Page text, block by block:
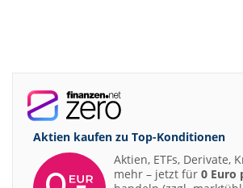
Aktien kaufen zu Top-Konditionen
Aktien, ETFs, Derivate,
mehr – jetzt für 0 Euro